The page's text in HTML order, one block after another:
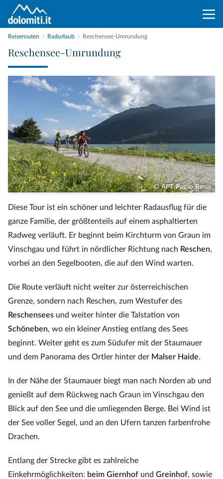
Reiserouten Radurlaub Reschensee-Umrundung
Reschensee-Umrundung
© APT Passo Resia
Diese Tour ist ein schöner und leichter Radausflug für die
ganze Familie, der größtenteils auf einem asphaltierten
Radweg verläuft. Er beginnt beim Kirchturm von Graun im
Vinschgau und führt in nördlicher Richtung nach Reschen,
vorbei an den Segelbooten, die auf den Wind warten.
Die Route verläuft nicht weiter zur österreichischen
Grenze, sondern nach Reschen, zum Westufer des
Reschensees und weiter hinter die Talstation von
Schöneben, wo ein kleiner Anstieg entlang des Sees
beginnt. Weiter geht es zum Südufer mit der Staumauer
und dem Panorama des Ortler hinter der Malser Haide.
In der Nähe der Staumauer biegt man nach Norden ab und
genießt auf dem Rückweg nach Graun im Vinschgau den
Blick auf den See und die umliegenden Berge. Bei Wind ist
der See voller Segel, und an den Ufern tanzen farbenfrohe
Drachen.
Entlang der Strecke gibt es zahlreiche
Einkehrmöglichkeiten: beim Giernhof und Greinhof, sowie